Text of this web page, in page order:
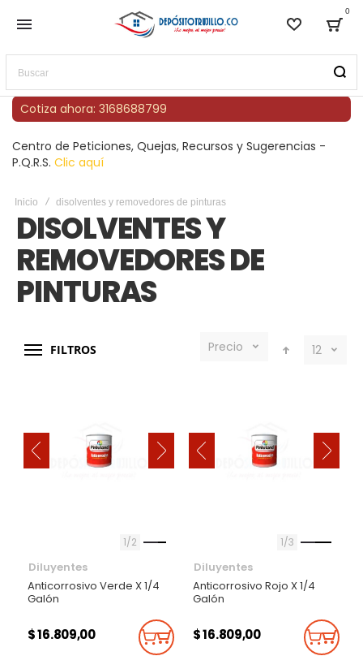
Lista de
0
Buscar
Cotiza ahora: 3168688799
Centro de Peticiones, Quejas, Recursos y Sugerencias -
P.Q.R.S. Clic aquí
Inicio disolventes y removedores de pinturas
DISOLVENTES Y
REMOVEDORES DE
PINTURAS
FILTROS Precio 12
‹ ›
1 2
Diluyentes
Anticorrosivo Verde X 1/4
Galón
$ 16.809,00 Añadir Al Carrito
‹ ›
1 3
Diluyentes
Anticorrosivo Rojo X 1/4
Galón
$ 16.809,00